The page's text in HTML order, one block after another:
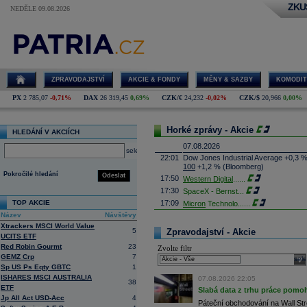
NEDĚLE 09.08.2026
ZPRAVODAJSTVÍ AKCIE & FONDY MĚNY & SAZBY
PX 2 785,07 -0,71% DAX 26 319,45 0,69% CZK/€ 24,232 -0,02% CZK/$ 20,966 0,00%
HLEDÁNÍ V AKCIÍCH
select
Odeslat
Pokročilé hledání
TOP AKCIE
Název
Návštěvy
Xtrackers MSCI World Value
UCITS ETF
5
Red Robin Gourmt
23
GEMZ Crp
7
Sp US Ps Eqty GBTC
1
ISHARES MSCI AUSTRALIA
ETF
38
Jp All Act USD-Acc
4
Horké zprávy - Akcie
07.08.2026
22:01
Dow Jones Industrial Average +0,3
100 +1,2 % (Bloomberg)
17:50 Western Digital
17:30 SpaceX - Bernst
17:09 Micron Technolo
16:26
Objem obchodů s akciemi na
obchodů za poslední rok je 0,665
16:23 Zvýšení výroby balistických střel
nějakou dobu potrvá. Agentuře
Armin Papperger. Společná výroba
doplnit arzenál Spojeným státům,
(ČTK)
16:07 Conocophillips
Zpravodajství - Akcie
Zvolte filtr
07.08.2026 22:05
Slabá data z trhu práce
Páteční obchodování na Wall